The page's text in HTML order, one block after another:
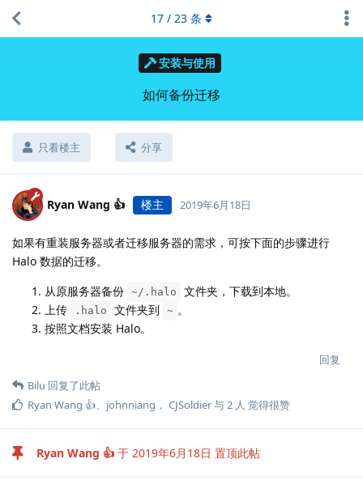
安装与使用
如何备份迁移
只看楼主 分享
17 / 23 条
Ryan Wang 👍 楼主 2019年6月18日
如果有重装服务器或者迁移服务器的需求，可按下面的步骤进行
Halo 数据的迁移。
从原服务器备份 ~/.halo
文件夹，下载到本地。
上传
.halo 文件夹到 ~ 。
按照文档安装 Halo。
回复
Bilu 回复了此帖
Ryan Wang 👍、 johnniang ， CJSoldier与2 人 觉得很赞
Ryan Wang 👍 于 2019年6月18日 置顶此帖